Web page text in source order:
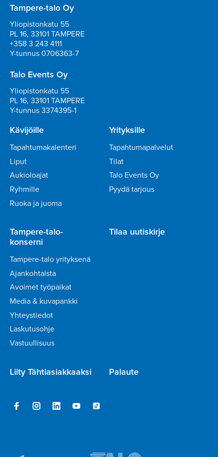
Tampere-talo Oy
Yliopistonkatu 55
PL 16, 33101 TAMPERE
+358 3 243 4111
Y-tunnus 0706363-7
Talo Events Oy
Yliopistonkatu 55
PL 16, 33101 TAMPERE
Y-tunnus 3374395-1
Kävijöille
Tapahtumakalenteri
Liput
Aukioloajat
Ryhmille
Ruoka ja juoma
Yrityksille
Tapahtumapalvelut
Tilat
Talo Events Oy
Pyydä tarjous
Tampere-talo-
konserni
Tampere-talo yrityksenä
Ajankohtaista
Avoimet työpaikat
Media & kuvapankki
Yhteystiedot
Laskutusohje
Vastuullisuus
Tilaa uutiskirje
Liity Tähtiasiakkaaksi Palaute